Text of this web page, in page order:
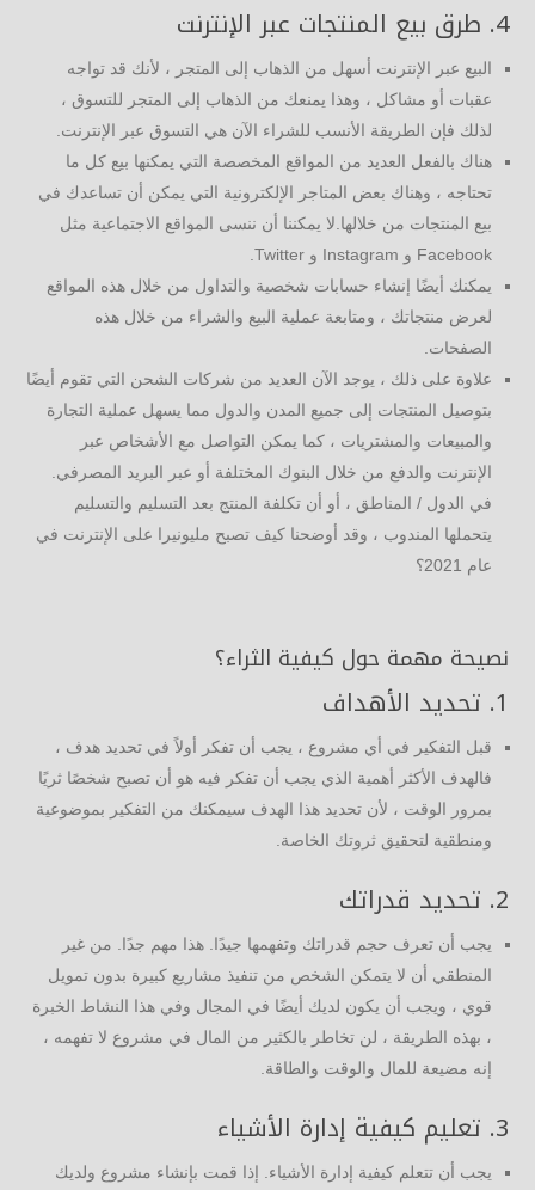
4. طرق بيع المنتجات عبر الإنترنت
البيع عبر الإنترنت أسهل من الذهاب إلى المتجر ، لأنك قد تواجه
عقبات أو مشاكل ، وهذا يمنعك من الذهاب إلى المتجر للتسوق ،
لذلك فإن الطريقة الأنسب للشراء الآن هي التسوق عبر الإنترنت.
هناك بالفعل العديد من المواقع المخصصة التي يمكنها بيع كل ما
تحتاجه ، وهناك بعض المتاجر الإلكترونية التي يمكن أن تساعدك في
بيع المنتجات من خلالها.لا يمكننا أن ننسى المواقع الاجتماعية مثل
Facebook و Instagram و Twitter.
يمكنك أيضًا إنشاء حسابات شخصية والتداول من خلال هذه المواقع
لعرض منتجاتك ، ومتابعة عملية البيع والشراء من خلال هذه
الصفحات.
علاوة على ذلك ، يوجد الآن العديد من شركات الشحن التي تقوم أيضًا
بتوصيل المنتجات إلى جميع المدن والدول مما يسهل عملية التجارة
والمبيعات والمشتريات ، كما يمكن التواصل مع الأشخاص عبر
الإنترنت والدفع من خلال البنوك المختلفة أو عبر البريد المصرفي.
في الدول / المناطق ، أو أن تكلفة المنتج بعد التسليم والتسليم
يتحملها المندوب ، وقد أوضحنا كيف تصبح مليونيرا على الإنترنت في
عام 2021؟
نصيحة مهمة حول كيفية الثراء؟
1. تحديد الأهداف
قبل التفكير في أي مشروع ، يجب أن تفكر أولاً في تحديد هدف ،
فالهدف الأكثر أهمية الذي يجب أن تفكر فيه هو أن تصبح شخصًا ثريًا
بمرور الوقت ، لأن تحديد هذا الهدف سيمكنك من التفكير بموضوعية
ومنطقية لتحقيق ثروتك الخاصة.
2. تحديد قدراتك
يجب أن تعرف حجم قدراتك وتفهمها جيدًا. هذا مهم جدًا. من غير
المنطقي أن لا يتمكن الشخص من تنفيذ مشاريع كبيرة بدون تمويل
قوي ، ويجب أن يكون لديك أيضًا في المجال وفي هذا النشاط الخبرة
، بهذه الطريقة ، لن تخاطر بالكثير من المال في مشروع لا تفهمه ،
إنه مضيعة للمال والوقت والطاقة.
3. تعليم كيفية إدارة الأشياء
يجب أن تتعلم كيفية إدارة الأشياء. إذا قمت بإنشاء مشروع ولديك